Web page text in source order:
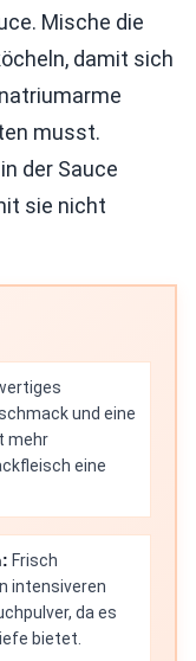
Mische die
damit sich
musst.
der Sauce
sie nicht
und eine
mehr
eine
Frisch
intensiveren
da es
bietet.